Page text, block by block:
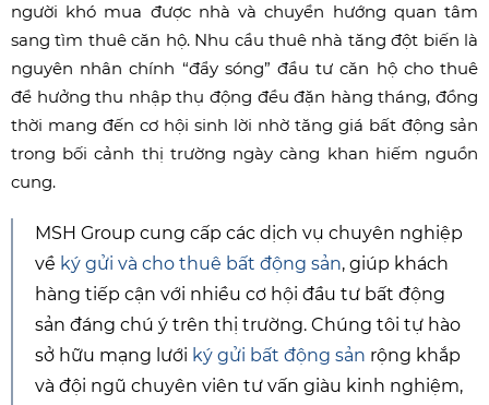
người khó mua được nhà và chuyển hướng quan tâm
sang tìm thuê căn hộ. Nhu cầu thuê nhà tăng đột biến là
nguyên nhân chính “đẩy sóng” đầu tư căn hộ cho thuê
để hưởng thu nhập thụ động đều đặn hàng tháng, đồng
thời mang đến cơ hội sinh lời nhờ tăng giá bất động sản
trong bối cảnh thị trường ngày càng khan hiếm nguồn
cung.
MSH Group cung cấp các dịch vụ chuyên nghiệp
về ký gửi và cho thuê bất động sản, giúp khách
hàng tiếp cận với nhiều cơ hội đầu tư bất động
sản đáng chú ý trên thị trường. Chúng tôi tự hào
sở hữu mạng lưới ký gửi bất động sản rộng khắp
và đội ngũ chuyên viên tư vấn giàu kinh nghiệm,